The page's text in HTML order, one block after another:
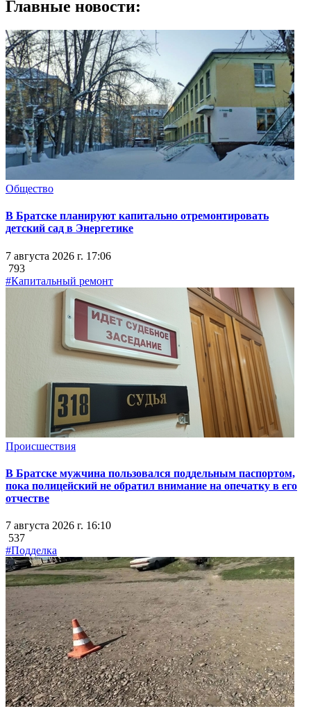
Главные новости:
Общество
В Братске планируют капитально отремонтировать
детский сад в Энергетике
7 августа 2026 г. 17:06
793
#Капитальный ремонт
Происшествия
В Братске мужчина пользовался поддельным паспортом,
пока полицейский не обратил внимание на опечатку в его
отчестве
7 августа 2026 г. 16:10
537
#Подделка